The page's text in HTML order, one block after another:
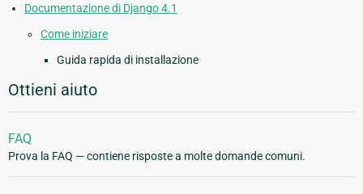
Documentazione di Django 4.1
Come iniziare
Guida rapida di installazione
Ottieni aiuto
FAQ
Prova la FAQ — contiene risposte a molte domande comuni.